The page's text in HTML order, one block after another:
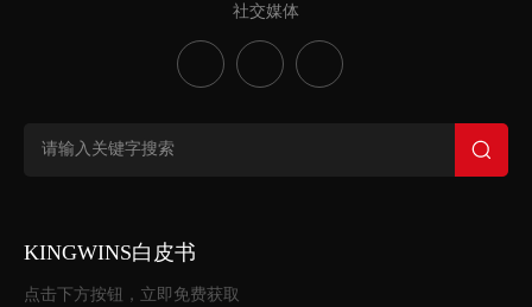
社交媒体
KINGWINS白皮书
点击下方按钮，立即免费获取